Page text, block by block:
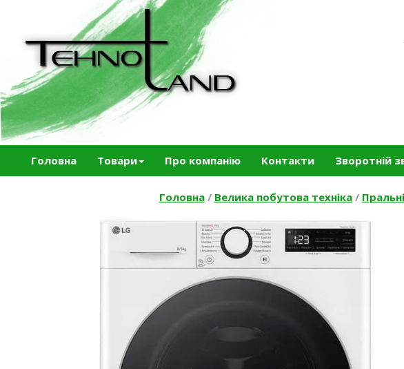
Головна Товари Про компанію Контакти Зворотній
Головна / Велика побутова техніка /